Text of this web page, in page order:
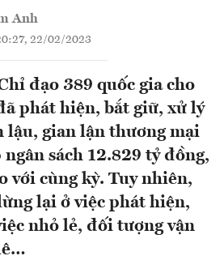
Anh
22/02/2023
đạo 389 quốc gia cho
phát hiện, bắt giữ, xử lý
lậu, gian lận thương mại
ngân sách 12.829 tỷ đồng,
với cùng kỳ. Tuy nhiên,
lại ở việc phát hiện,
nhỏ lẻ, đối tượng vận